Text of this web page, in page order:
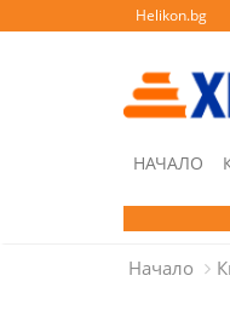
Helikon.bg
НАЧАЛО
Начало